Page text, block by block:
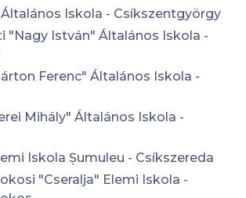
Iskola - Csíkszentgyörgy
"Nagy István" Általános Iskola -
Ferenc" Általános Iskola -
Mihály" Általános Iskola -
Iskola Șumuleu - Csíkszereda
"Cseralja" Elemi Iskola -